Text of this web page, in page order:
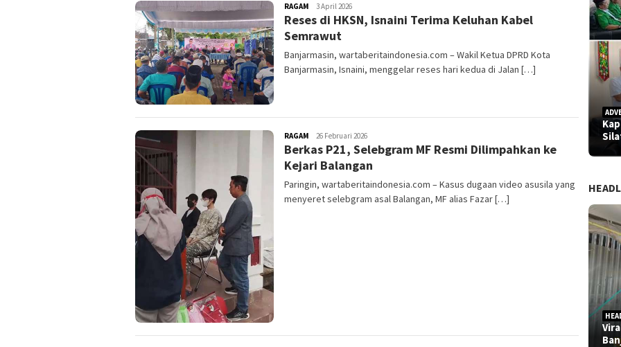
RAGAM admin
3 April 2026
Reses di HKSN, Isnaini Terima Keluhan Kabel
Semrawut
Banjarmasin, wartaberitaindonesia.com – Wakil Ketua DPRD Kota
Banjarmasin, Isnaini, menggelar reses hari kedua di Jalan […]
RAGAM admin
26 Februari 2026
Berkas P21, Selebgram MF Resmi Dilimpahkan ke
Kejari Balangan
Paringin, wartaberitaindonesia.com – Kasus dugaan video asusila yang
menyeret selebgram asal Balangan, MF alias Fazar […]